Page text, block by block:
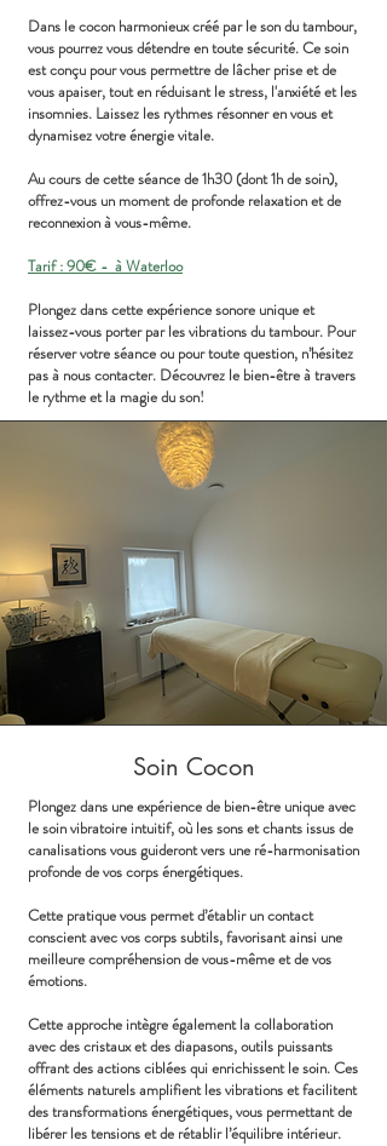
Dans le cocon harmonieux créé par le son du tambour,
vous pourrez vous détendre en toute sécurité. Ce soin
est conçu pour vous permettre de lâcher prise et de
vous apaiser, tout en réduisant le stress, l'anxiété et les
insomnies. Laissez les rythmes résonner en vous et
dynamisez votre énergie vitale.
Au cours de cette séance de 1h30 (dont 1h de soin),
offrez-vous un moment de profonde relaxation et de
reconnexion à vous-même.
Tarif : 90€ - à Waterloo
Plongez dans cette expérience sonore unique et
laissez-vous porter par les vibrations du tambour. Pour
réserver votre séance ou pour toute question, n’hésitez
pas à nous contacter. Découvrez le bien-être à travers
le rythme et la magie du son!
Soin Cocon
Plongez dans une expérience de bien-être unique avec
le soin vibratoire intuitif, où les sons et chants issus de
canalisations vous guideront vers une ré-harmonisation
profonde de vos corps énergétiques.
Cette pratique vous permet d’établir un contact
conscient avec vos corps subtils, favorisant ainsi une
meilleure compréhension de vous-même et de vos
émotions.
Cette approche intègre également la collaboration
avec des cristaux et des diapasons, outils puissants
offrant des actions ciblées qui enrichissent le soin. Ces
éléments naturels amplifient les vibrations et facilitent
des transformations énergétiques, vous permettant de
libérer les tensions et de rétablir l’équilibre intérieur.